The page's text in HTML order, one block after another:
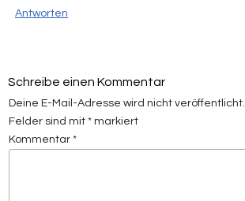
Antworten
Schreibe einen Kommentar
Deine E-Mail-Adresse wird nicht veröffentlicht.
Felder sind mit *markiert
Kommentar *